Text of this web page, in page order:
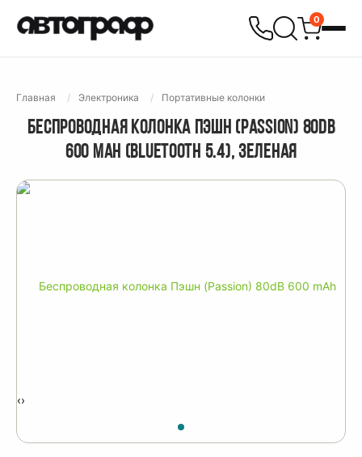
0
Главная Электроника Портативные колонки
БЕСПРОВОДНАЯ КОЛОНКА ПЭШН (PASSION) 80DB
600 MAH (BLUETOOTH 5.4), ЗЕЛЕНАЯ
‹›